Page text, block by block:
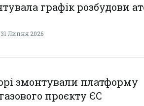
графік розбудови
31 Липня 2026
змонтували платформу
проєкту ЄС